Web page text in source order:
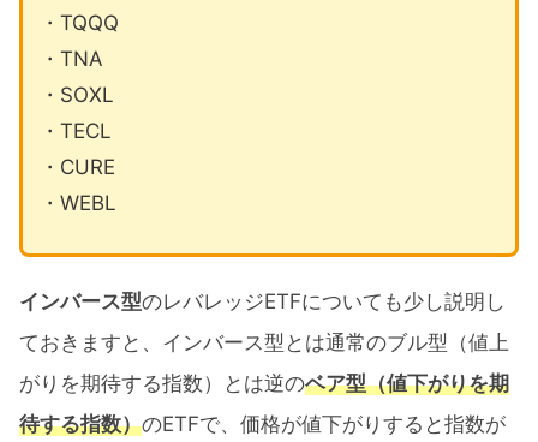
・TQQQ
・TNA
・SOXL
・TECL
・CURE
・WEBL
インバース型のレバレッジETFについても少し説明し
ておきますと、インバース型とは通常のブル型（値上
がりを期待する指数）とは逆のベア型（値下がりを期
待する指数）のETFで、価格が値下がりすると指数が